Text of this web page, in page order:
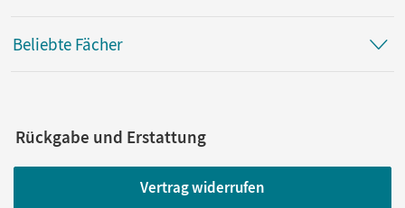
Beliebte Fächer
Rückgabe und Erstattung
Vertrag widerrufen